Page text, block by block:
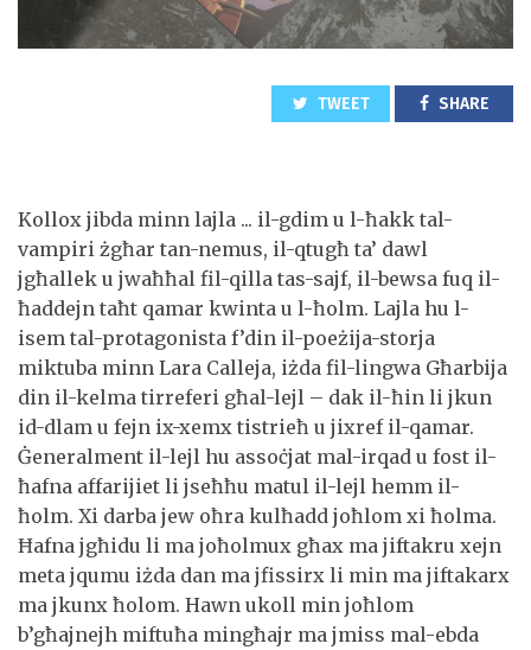
TWEET SHARE
Kollox jibda minn lajla ... il-gdim u l-ħakk tal-
vampiri żgħar tan-nemus, il-qtugħ ta’ dawl
jgħallek u jwaħħal fil-qilla tas-sajf, il-bewsa fuq il-
ħaddejn taħt qamar kwinta u l-ħolm. Lajla hu l-
isem tal-protagonista f’din il-poeżija-storja
miktuba minn Lara Calleja, iżda fil-lingwa Għarbija
din il-kelma tirreferi għal-lejl – dak il-ħin li jkun
id-dlam u fejn ix-xemx tistrieħ u jixref il-qamar.
Ġeneralment il-lejl hu assoċjat mal-irqad u fost il-
ħafna affarijiet li jseħħu matul il-lejl hemm il-
ħolm. Xi darba jew oħra kulħadd joħlom xi ħolma.
Ħafna jgħidu li ma joħolmux għax ma jiftakru xejn
meta jqumu iżda dan ma jfissirx li min ma jiftakarx
ma jkunx ħolom. Hawn ukoll min joħlom
b’għajnejh miftuħa mingħajr ma jmiss mal-ebda